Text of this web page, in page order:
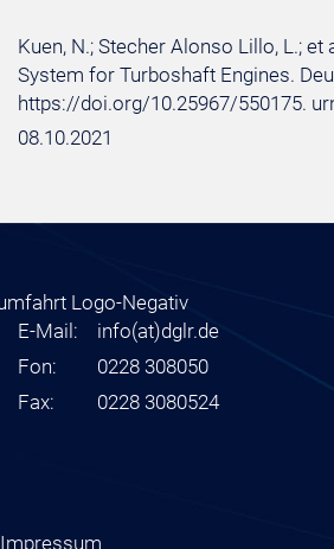
Kuen, N.; Stecher Alonso Lillo, L.;
System for Turboshaft Engines.
https://doi.org/10.25967/550175.
08.10.2021
E-Mail: info(at)dglr.de
Fon:
0228 308050
Fax:
0228 3080524
Impressum